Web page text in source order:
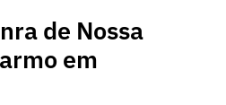
de Nossa
em